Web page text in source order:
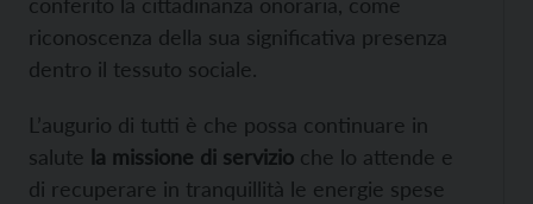
riconoscenza della sua significativa presenza
dentro il tessuto sociale.
L’augurio di tutti è che possa continuare in
salute la missione di servizio che lo attende e
di recuperare in tranquillità le energie spese